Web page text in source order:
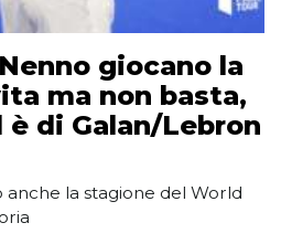
giocano la
ma non basta,
di Galan/Lebron
la stagione del World